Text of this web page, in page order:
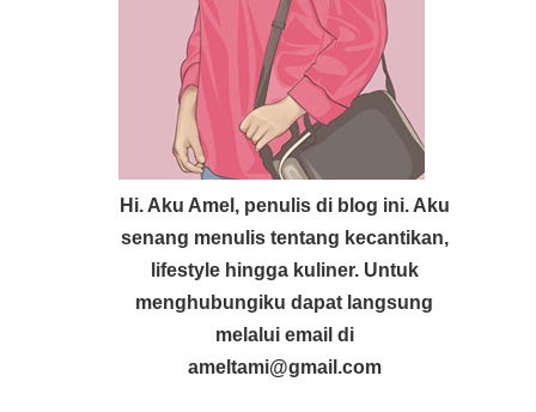
Hi. Aku Amel, penulis di blog ini. Aku
senang menulis tentang kecantikan,
lifestyle hingga kuliner. Untuk
menghubungiku dapat langsung
melalui email di
ameltami@gmail.com